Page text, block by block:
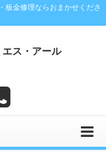
板金修理ならおまかせくださ
エス・アール